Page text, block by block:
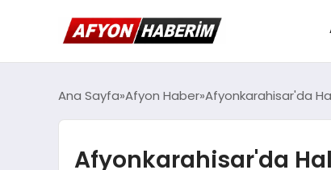
Ana Sayfa Afyon Haber Afyonkarahisar'da
Afyonkarahisar'da